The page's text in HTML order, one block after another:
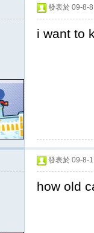
發表於 09-8-
i want to
發表於 09-8-
how old